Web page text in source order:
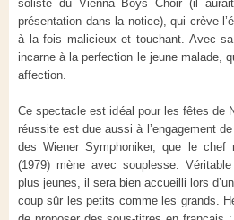
soliste du Vienna Boys Choir (il
présentation dans la notice), qui crève
à la fois malicieux et touchant. Avec
incarne à la perfection le jeune malade,
affection.
Ce spectacle est idéal pour les fêtes de
réussite est due aussi à l’engagement
des Wiener Symphoniker, que le chef
(1979) mène avec souplesse.
plus jeunes, il sera bien accueilli lors
coup sûr les petits comme les grands.